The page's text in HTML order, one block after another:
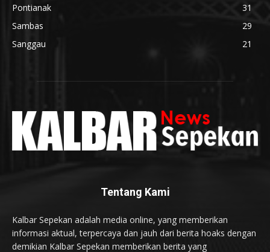
Pontianak
31
Sambas
29
Sanggau
21
Tentang Kami
Kalbar Sepekan adalah media online, yang memberikan
informasi aktual, terpercaya dan jauh dari berita hoaks dengan
demikian Kalbar Sepekan memberikan berita yang